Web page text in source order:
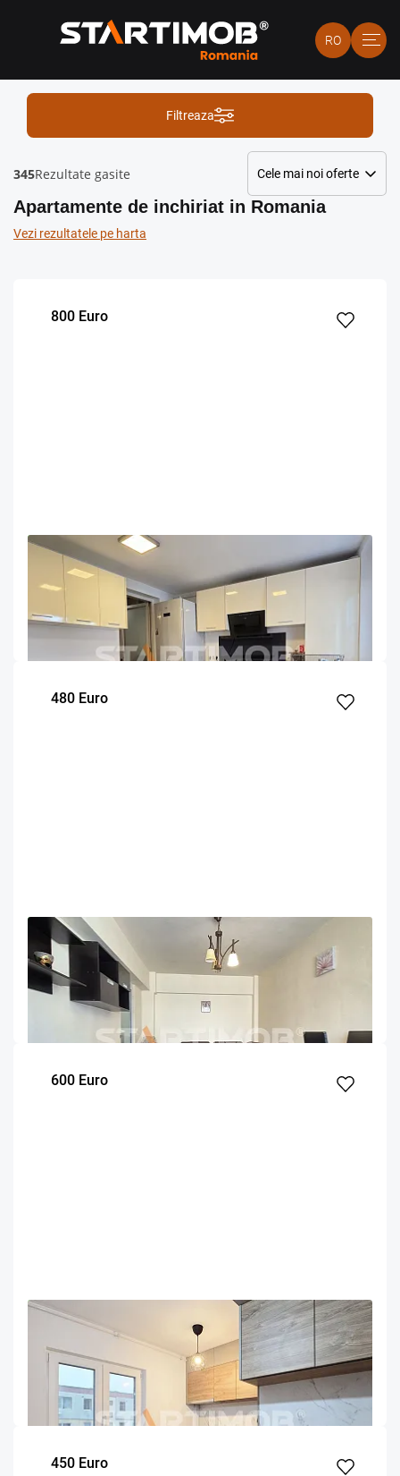
RO
Filtreaza
345Rezultate gasite
Apartamente de inchiriat in Romania
Vezi rezultatele pe harta
800 Euro
OFERTA NOUA COMISION 50%
Apartament mobilat Colina Universitatii cu 2 parcari
98
dormitoare
Parter
Etaj
480 Euro
OFERTA NOUA
Apartament 2 camere cu parcare Racadau
Brasov
56 5
600 Euro
OFERTA NOUA COMISION 50%
Apartament renovat 3 camere zona ITC Vlahuta
Brasov
80.9
m²
2
dormitoare
3
Etaj
450 Euro